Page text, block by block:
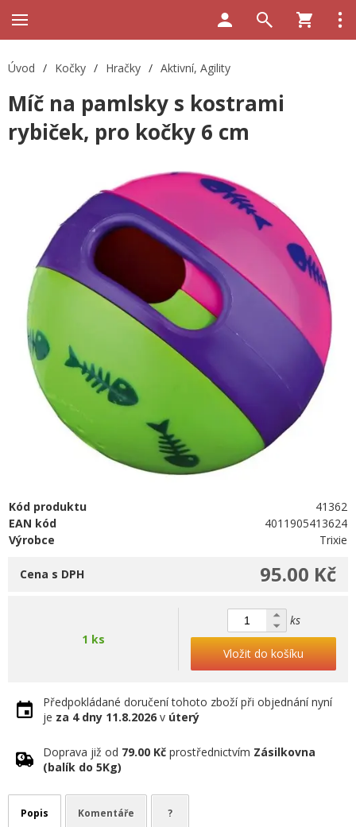
Úvod / Kočky / Hračky / Aktivní, Agility
Míč na pamlsky s kostrami
rybiček, pro kočky 6 cm
Kód produktu
41362
EAN kód
4011905413624
Výrobce
Trixie
95.00 Kč
Cena s DPH
1 ks
ks
Vložit do košíku
Předpokládané doručení tohoto zboží při objednání nyní
je za 4 dny 11.8.2026 v úterý
Doprava již od 79.00 Kč prostřednictvím Zásilkovna
(balík do 5Kg)
Popis Komentáře ?